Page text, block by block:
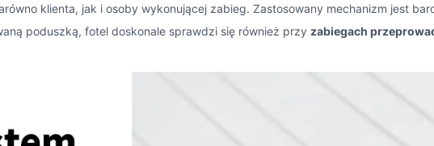
klienta, jak i osoby wykonującej zabieg. Zastosowany mechanizm jest
poduszką, fotel doskonale sprawdzi się również przy zabiegach